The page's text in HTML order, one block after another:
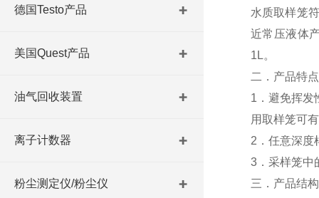
德国Testo产品
美国Quest产品
油气回收装置
离子计数器
粉尘测定仪/粉尘仪
水质取样笼
近常压液体
1L。
二．产品特点
1．避免挥发
用取样笼可
2．任意深度
3．采样笼中
三．产品结